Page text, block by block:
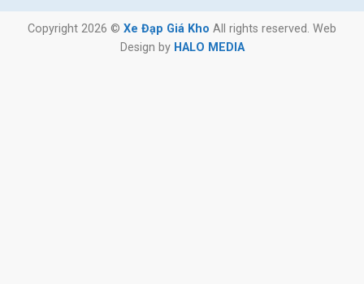
Copyright 2026 © Xe Đạp Giá Kho All rights reserved. Web
Design by HALO MEDIA